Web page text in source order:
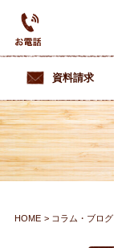
資料請求
HOME コラム・ブログ